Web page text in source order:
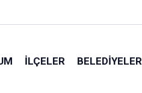
İLÇELER BELEDIYELER